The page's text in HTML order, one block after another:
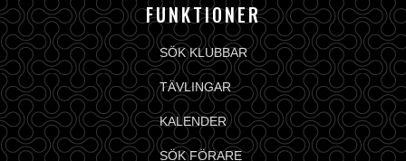
FUNKTIONER
SÖK KLUBBAR
TÄVLINGAR
KALENDER
SÖK FÖRARE